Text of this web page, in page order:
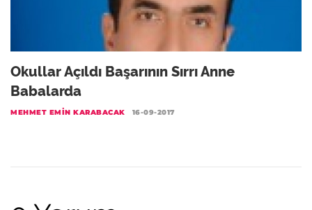
Okullar Açıldı Başarının Sırrı Anne
Babalarda
MEHMET EMIN KARABACAK 16-09-2017